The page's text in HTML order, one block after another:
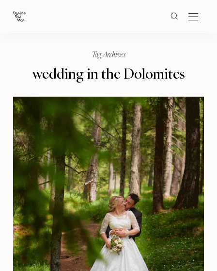
Tag Archives
wedding in the Dolomites